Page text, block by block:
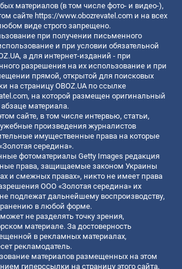
материалов (в том числе фото- и видео-),
сайте https://www.obozrevatel.com и на всех
виде строго запрещено.
при получении письменного
и при условии обязательной
а для интернет-изданий - при
разрешения на их использование и при
прямой, открытой для поисковых
на страницу OBOZ.UA по ссылке
, на которой размещен оригинальный
материала.
сайте, в том числе интервью, статьи,
произведения журналистов
имущественные права на которые
середина».
фотоматериалы Getty Images редакция
права, защищаемые законом Украины
и смежных правах», никто не имеет права
ООО «Золотая середина» их
подлежат дальнейшему воспроизводству,
в любой форме.
не разделять точку зрения,
материале. За достоверность
в рекламных материалах,
рекламодатель.
материалов размещенных на этом
гиперссылки на страницу этого сайта,